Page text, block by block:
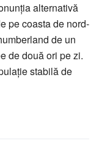
alternativă
pe coasta de nord-
de un
de două ori pe zi.
stabilă de